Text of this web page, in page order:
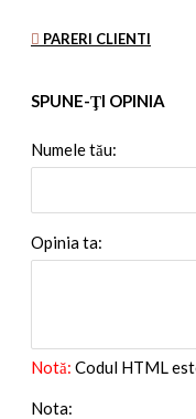
PARERI CLIENTI
SPUNE-ŢI OPINIA
Numele tău:
Opinia ta:
Notă: Codul HTML
Nota: